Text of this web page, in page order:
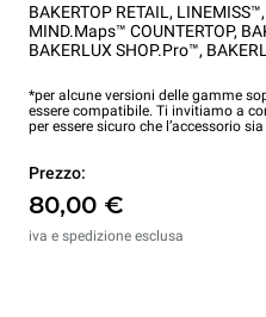
BAKERTOP RETAIL , LINEMISS™,
MIND.Maps™ COUNTERTOP,
BAKERLUX SHOP.Pro™,
*per alcune versioni delle gamme
essere compatibile. Ti invitiamo a
per essere sicuro che l’accessorio
Prezzo:
80,00 €
iva e spedizione esclusa